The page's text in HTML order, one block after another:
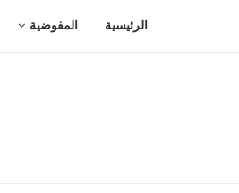
الرئيسية المفوضية